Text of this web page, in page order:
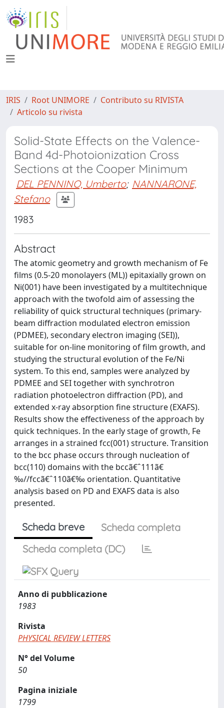
IRIS Root UNIMORE
Contributo su RIVISTA
Articolo su rivista
Solid-State Effects on the Valence-
Band 4d-Photoionization Cross
Sections at the Cooper Minimum
DEL PENNINO, Umberto; NANNARONE,
Stefano
1983
Abstract
The atomic geometry and growth mechanism of Fe
films (0.5-20 monolayers (ML)) epitaxially grown on
Ni(001) have been investigated by a multitechnique
approach with the twofold aim of assessing the
reliability of quick structural techniques (primary-
beam diffraction modulated electron emission
(PDMEE), secondary electron imaging (SEI)),
suitable for on-line monitoring of film growth, and
studying the structural evolution of the Fe/Ni
system. To this end, samples were analyzed by
PDMEE and SEI together with synchrotron
radiation photoelectron diffraction (PD), and
extended x-ray absorption fine structure (EXAFS).
Results show the effectiveness of the approach by
quick techniques. In the early stage of growth, Fe
arranges in a strained fcc(001) structure. Transition
to the bcc phase occurs through nucleation of
bcc(110) domains with the bccã€ˆ111ã€
‰//fccã€ˆ110ã€‰ orientation. Quantitative
analysis based on PD and EXAFS data is also
presented.
Scheda breve
Scheda completa
Scheda completa (DC)
Anno di pubblicazione
1983
Rivista
PHYSICAL REVIEW LETTERS
N° del Volume
50
Pagina iniziale
1799